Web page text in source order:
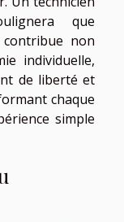
que
contribue non
individuelle,
de liberté et
chaque
simple